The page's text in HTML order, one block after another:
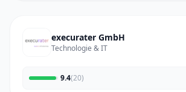
execurater GmbH
Technologie & IT
9.4(20)